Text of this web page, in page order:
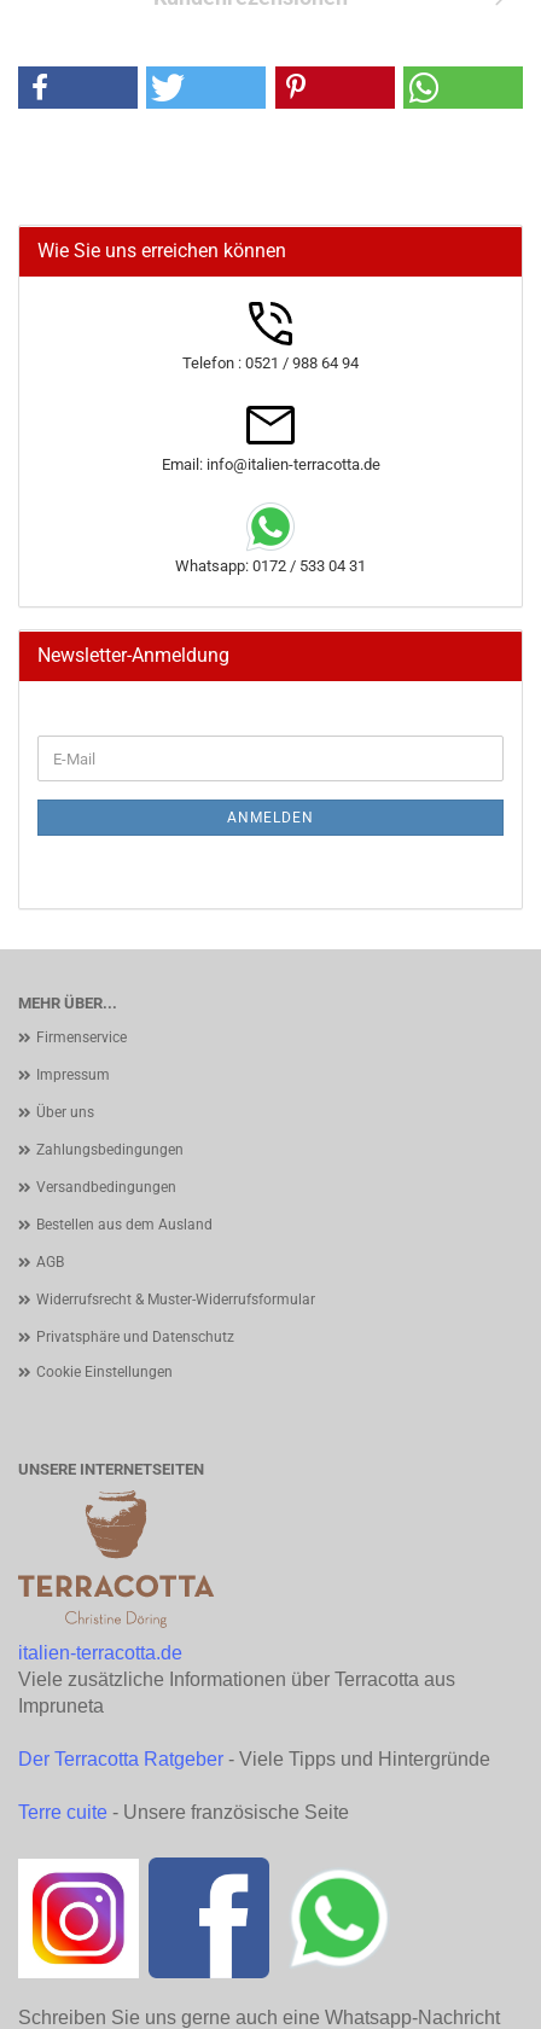
Wie Sie uns erreichen können
Telefon : 0521 / 988 64 94
Email: info@italien-terracotta.de
Whatsapp: 0172 / 533 04 31
Newsletter-Anmeldung
ZUR
E-
Mail
ANMELDEN
MEHR ÜBER...
Firmenservice
Impressum
Über uns
Zahlungsbedingungen
Versandbedingungen
Bestellen aus dem Ausland
AGB
Widerrufsrecht & Muster-Widerrufsformular
Privatsphäre und Datenschutz
Cookie Einstellungen
UNSERE INTERNETSEITEN
italien-terracotta.de
Viele zusätzliche Informationen über Terracotta aus
Impruneta
Der Terracotta Ratgeber - Viele Tipps und Hintergründe
Terre cuite - Unsere französische Seite
Schreiben Sie uns gerne auch eine Whatsapp-Nachricht